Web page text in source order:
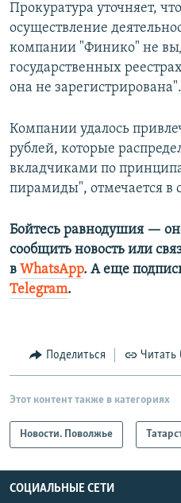
Прокуратура уточняет,
осуществление
компании "Финико" не
государственных
она не зарегистрирована".
Компании удалось
рублей, которые
вкладчиками по
пирамиды", отмечается в
Бойтесь равнодушия —
сообщить новость или
в WhatsApp. А еще
Telegram.
Поделиться Читать
Этот контент также в категориях
Новости. Поволжье
СОЦИАЛЬНЫЕ СЕТИ